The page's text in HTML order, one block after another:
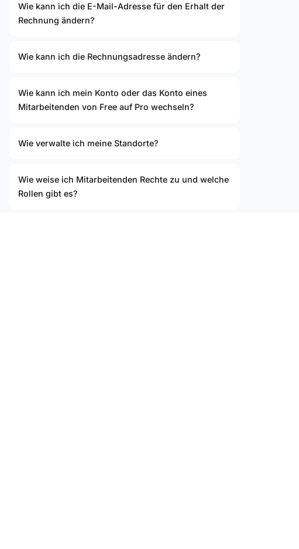
Wie kann ich die E-Mail-Adresse für den Erhalt der
Rechnung ändern?
Wie kann ich die Rechnungsadresse ändern?
Wie kann ich mein Konto oder das Konto eines
Mitarbeitenden von Free auf Pro wechseln?
Wie verwalte ich meine Standorte?
Wie weise ich Mitarbeitenden Rechte zu und welche
Rollen gibt es?